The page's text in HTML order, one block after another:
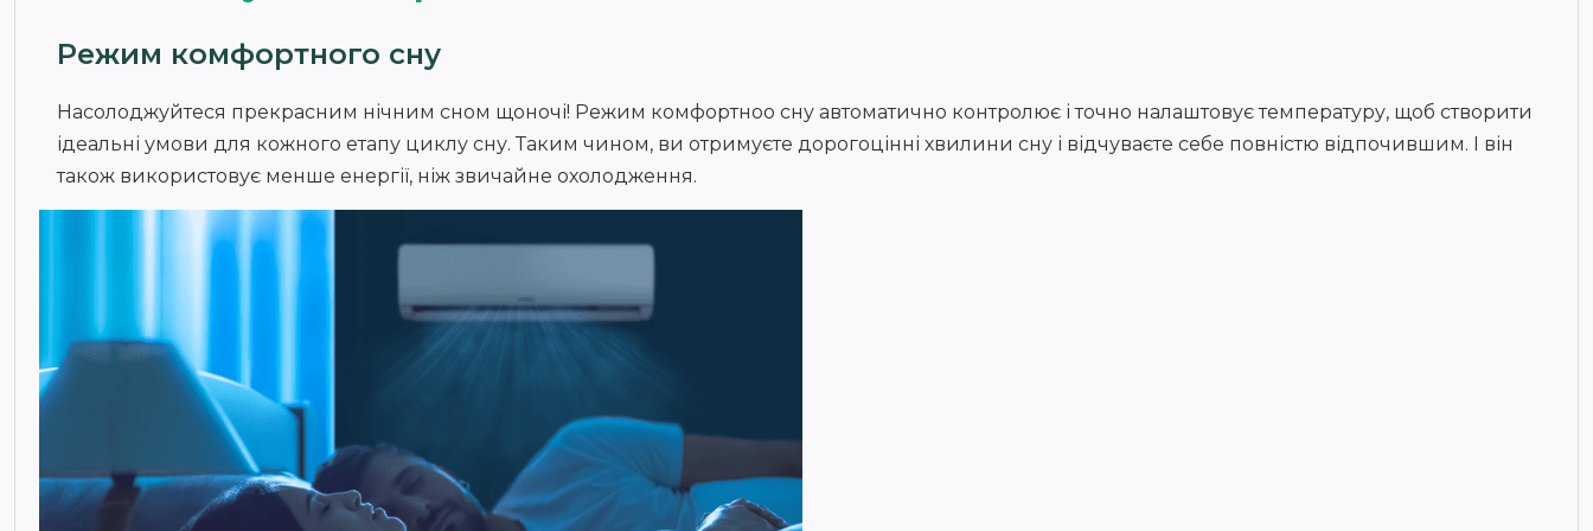
Режим комфортного сну
Насолоджуйтеся прекрасним нічним сном щоночі! Режим комфортноо сну автоматично контролює і точно налаштовує температуру, щоб створити
ідеальні умови для кожного етапу циклу сну. Таким чином, ви отримуєте дорогоцінні хвилини сну і відчуваєте себе повністю відпочившим. І він
також використовує менше енергії, ніж звичайне охолодження.